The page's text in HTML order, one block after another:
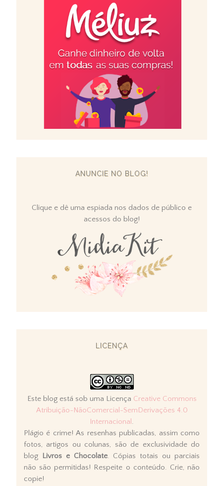
ANUNCIE NO BLOG!
Clique e dê uma espiada nos dados de público e
acessos do blog!
LICENÇA
Este blog está sob uma Licença Creative Commons
Atribuição-NãoComercial-SemDerivações 4.0
Internacional .
Plágio é crime! As resenhas publicadas, assim como
fotos, artigos ou colunas, são de exclusividade do
blog Livros e Chocolate. Cópias totais ou parciais
não são permitidas! Respeite o conteúdo. Crie, não
copie!